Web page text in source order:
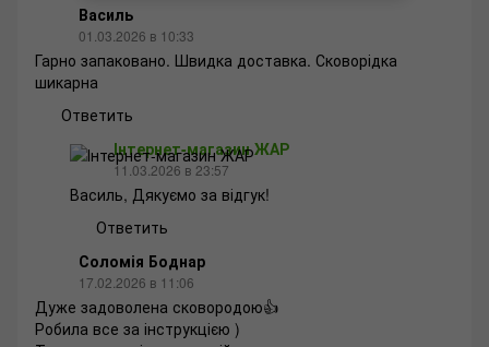
Василь
01.03.2026 в 10:33
Гарно запаковано. Швидка доставка. Сковорідка
шикарна
Ответить
Інтернет-магазин ЖАР
11.03.2026 в 23:57
Василь, Дякуємо за відгук!
Ответить
Соломія Боднар
17.02.2026 в 11:06
Дуже задоволена сковородою👍
Робила все за інструкцією )